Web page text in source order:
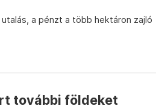
a pénzt a több hektáron zajló
további földeket